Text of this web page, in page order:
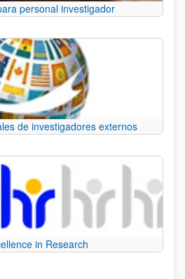
personal investigador
de investigadores externos
in Research